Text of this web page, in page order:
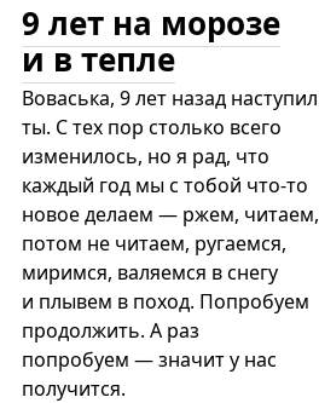
9 лет на морозе
и в тепле
Воваська, 9 лет назад наступил
ты. С тех пор столько всего
изменилось, но я рад, что
каждый год мы с тобой что-то
новое делаем — ржем, читаем,
потом не читаем, ругаемся,
миримся, валяемся в снегу
и плывем в поход. Попробуем
продолжить. А раз
попробуем — значит у нас
получится.